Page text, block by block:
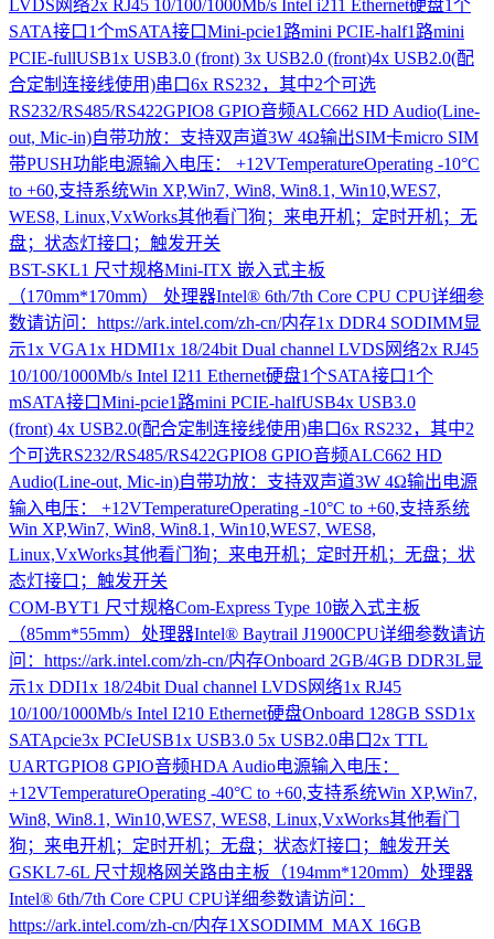
LVDS网络2x RJ45 10/100/1000Mb/s Intel i211 Ethernet硬盘1个
SATA接口1个mSATA接口Mini-pcie1路mini PCIE-half1路mini
PCIE-fullUSB1x USB3.0 (front) 3x USB2.0 (front)4x USB2.0(配
合定制连接线使用)串口6x RS232，其中2个可选
RS232/RS485/RS422GPIO8 GPIO音频ALC662 HD Audio(Line-
out, Mic-in)自带功放：支持双声道3W 4Ω输出SIM卡micro SIM
带PUSH功能电源输入电压： +12VTemperatureOperating -10°C
to +60,支持系统Win XP,Win7, Win8, Win8.1, Win10,WES7,
WES8, Linux,VxWorks其他看门狗；来电开机；定时开机；无
盘；状态灯接口；触发开关
BST-SKL1 尺寸规格Mini-ITX 嵌入式主板
（170mm*170mm） 处理器Intel® 6th/7th Core CPU CPU详细参
数请访问：https://ark.intel.com/zh-cn/内存1x DDR4 SODIMM显
示1x VGA1x HDMI1x 18/24bit Dual channel LVDS网络2x RJ45
10/100/1000Mb/s Intel I211 Ethernet硬盘1个SATA接口1个
mSATA接口Mini-pcie1路mini PCIE-halfUSB4x USB3.0
(front) 4x USB2.0(配合定制连接线使用)串口6x RS232，其中2
个可选RS232/RS485/RS422GPIO8 GPIO音频ALC662 HD
Audio(Line-out, Mic-in)自带功放：支持双声道3W 4Ω输出电源
输入电压： +12VTemperatureOperating -10°C to +60,支持系统
Win XP,Win7, Win8, Win8.1, Win10,WES7, WES8,
Linux,VxWorks其他看门狗；来电开机；定时开机；无盘；状
态灯接口；触发开关
COM-BYT1 尺寸规格Com-Express Type 10嵌入式主板
（85mm*55mm）处理器Intel® Baytrail J1900CPU详细参数请访
问：https://ark.intel.com/zh-cn/内存Onboard 2GB/4GB DDR3L显
示1x DDI1x 18/24bit Dual channel LVDS网络1x RJ45
10/100/1000Mb/s Intel I210 Ethernet硬盘Onboard 128GB SSD1x
SATApcie3x PCIeUSB1x USB3.0 5x USB2.0串口2x TTL
UARTGPIO8 GPIO音频HDA Audio电源输入电压：
+12VTemperatureOperating -40°C to +60,支持系统Win XP,Win7,
Win8, Win8.1, Win10,WES7, WES8, Linux,VxWorks其他看门
狗；来电开机；定时开机；无盘；状态灯接口；触发开关
GSKL7-6L 尺寸规格网关路由主板（194mm*120mm）处理器
Intel® 6th/7th Core CPU CPU详细参数请访问：
https://ark.intel.com/zh-cn/内存1XSODIMM MAX 16GB